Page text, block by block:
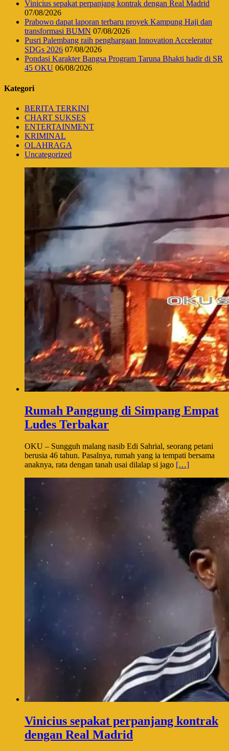
Vinicius sepakat perpanjang kontrak dengan Real Madrid
07/08/2026
Prabowo dapat laporan terbaru proyek Kampung Haji dan
transformasi BUMN 07/08/2026
Pusri Palembang raih penghargaan Innovation Accelerator
SDGs 2026 07/08/2026
Pondasi Karakter Bangsa Program Taruna Bhakti hadir di SR
45 OKU 06/08/2026
Kategori
BERITA TERKINI
CHART SUKSES
ENTERTAINMENT
KRIMINAL
OLAHRAGA
Uncategorized
Rumah Panggung di Simpang Empat
Ludes Terbakar
OKU – Sungguh malang nasib Edi Sahrial, seorang petani
berusia 46 tahun. Pasalnya, rumah yang ia tempati bersama
anaknya, rata dengan tanah usai dilalap si jago […]
Vinicius sepakat perpanjang kontrak
dengan Real Madrid